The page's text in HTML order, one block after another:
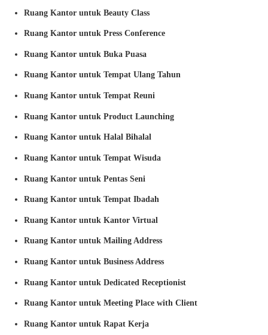
Ruang Kantor untuk Beauty Class
Ruang Kantor untuk Press Conference
Ruang Kantor untuk Buka Puasa
Ruang Kantor untuk Tempat Ulang Tahun
Ruang Kantor untuk Tempat Reuni
Ruang Kantor untuk Product Launching
Ruang Kantor untuk Halal Bihalal
Ruang Kantor untuk Tempat Wisuda
Ruang Kantor untuk Pentas Seni
Ruang Kantor untuk Tempat Ibadah
Ruang Kantor untuk Kantor Virtual
Ruang Kantor untuk Mailing Address
Ruang Kantor untuk Business Address
Ruang Kantor untuk Dedicated Receptionist
Ruang Kantor untuk Meeting Place with Client
Ruang Kantor untuk Rapat Kerja